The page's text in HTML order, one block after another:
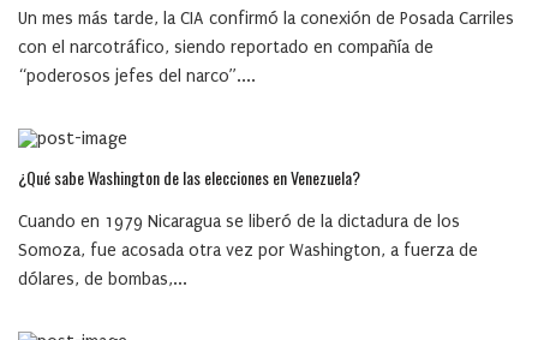
Un mes más tarde, la CIA confirmó la conexión de Posada Carriles
con el narcotráfico, siendo reportado en compañía de
“poderosos jefes del narco”....
¿Qué sabe Washington de las elecciones en Venezuela?
Cuando en 1979 Nicaragua se liberó de la dictadura de los
Somoza, fue acosada otra vez por Washington, a fuerza de
dólares, de bombas,...